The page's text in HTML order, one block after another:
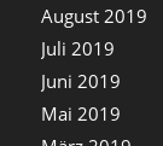
August 2019
Juli 2019
Juni 2019
Mai 2019